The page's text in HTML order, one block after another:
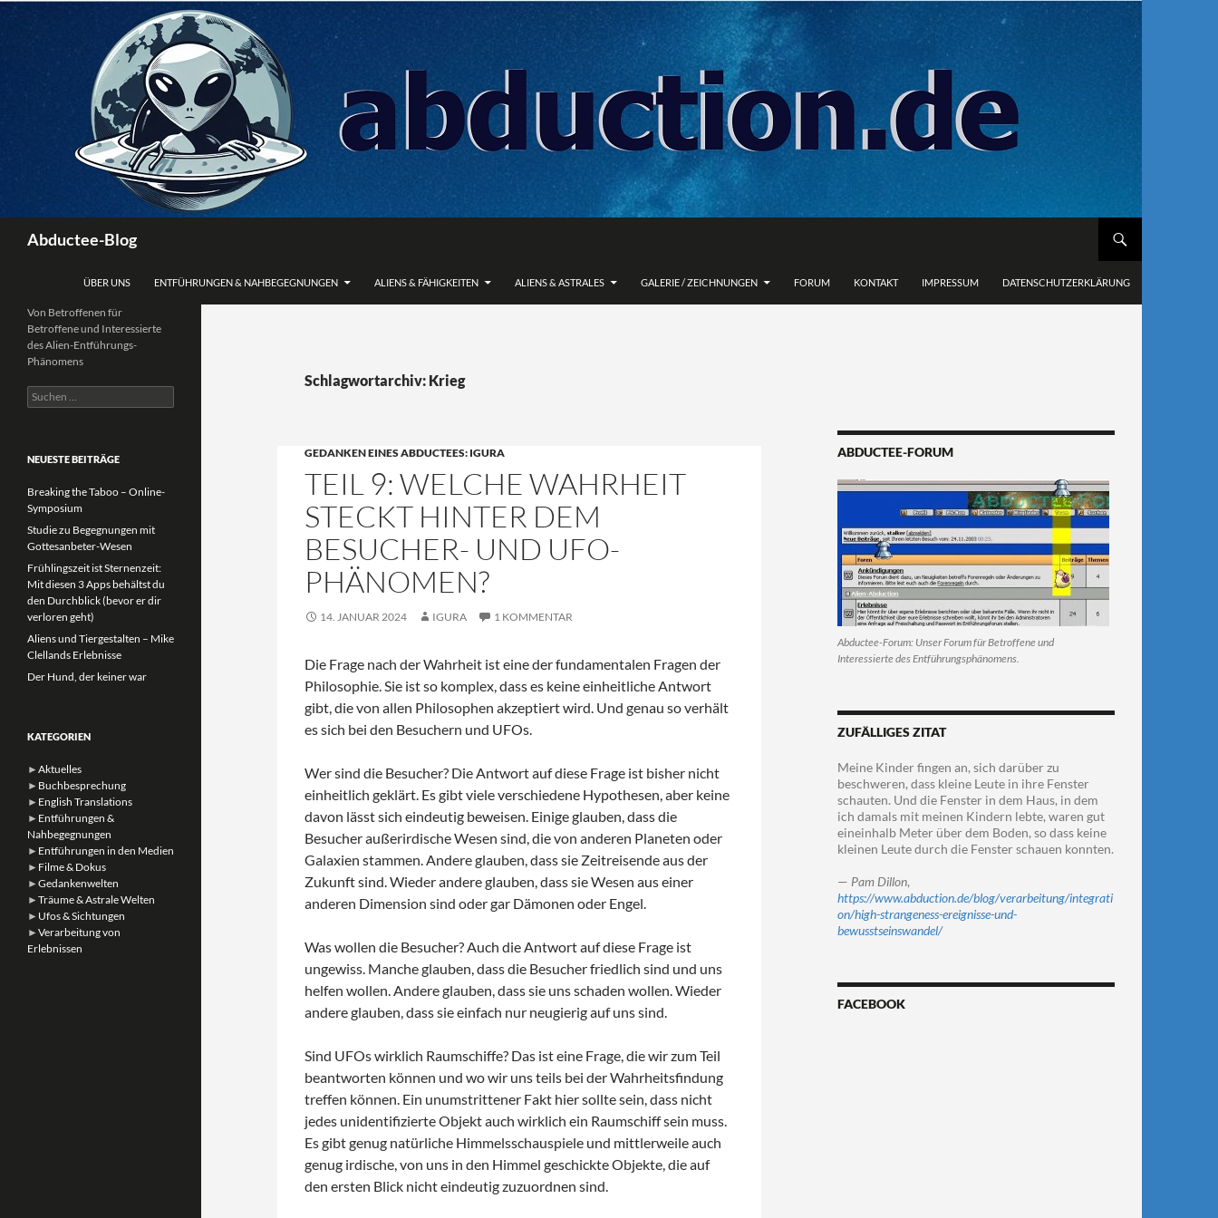
Zum
Abductee-Blog
ÜBER UNS ENTFÜHRUNGEN & NAHBEGEGNUNGEN ALIENS & FÄHIGKEITEN ALIENS & ASTRALES GALERIE / ZEICHNUNGEN FORUM KONTAKT IMPRESSUM DATENSCHUTZERKLÄRUNG
Schlagwortarchiv: Krieg
GEDANKEN EINES ABDUCTEES: IGURA
TEIL 9: WELCHE WAHRHEIT
STECKT HINTER DEM
BESUCHER- UND UFO-
PHÄNOMEN?
14. JANUAR 2024 IGURA 1 KOMMENTAR
Die Frage nach der Wahrheit ist eine der fundamentalen Fragen der
Philosophie. Sie ist so komplex, dass es keine einheitliche Antwort
gibt, die von allen Philosophen akzeptiert wird. Und genau so verhält
es sich bei den Besuchern und UFOs.
Wer sind die Besucher? Die Antwort auf diese Frage ist bisher nicht
einheitlich geklärt. Es gibt viele verschiedene Hypothesen, aber keine
davon lässt sich eindeutig beweisen. Einige glauben, dass die
Besucher außerirdische Wesen sind, die von anderen Planeten oder
Galaxien stammen. Andere glauben, dass sie Zeitreisende aus der
Zukunft sind. Wieder andere glauben, dass sie Wesen aus einer
anderen Dimension sind oder gar Dämonen oder Engel.
Was wollen die Besucher? Auch die Antwort auf diese Frage ist
ungewiss. Manche glauben, dass die Besucher friedlich sind und uns
helfen wollen. Andere glauben, dass sie uns schaden wollen. Wieder
andere glauben, dass sie einfach nur neugierig auf uns sind.
Sind UFOs wirklich Raumschiffe? Das ist eine Frage, die wir zum Teil
beantworten können und wo wir uns teils bei der Wahrheitsfindung
treffen können. Ein unumstrittener Fakt hier sollte sein, dass nicht
jedes unidentifizierte Objekt auch wirklich ein Raumschiff sein muss.
Es gibt genug natürliche Himmelsschauspiele und mittlerweile auch
genug irdische, von uns in den Himmel geschickte Objekte, die auf
den ersten Blick nicht eindeutig zuzuordnen sind.
ABDUCTEE-FORUM
Abductee-Forum: Unser Forum für Betroffene und
Interessierte des Entführungsphänomens.
ZUFÄLLIGES ZITAT
Meine Kinder fingen an, sich darüber zu
beschweren, dass kleine Leute in ihre Fenster
schauten. Und die Fenster in dem Haus, in dem
ich damals mit meinen Kindern lebte, waren gut
eineinhalb Meter über dem Boden, so dass keine
kleinen Leute durch die Fenster schauen konnten.
— Pam Dillon,
https://www.abduction.de/blog/verarbeitung/integrati
on/high-strangeness-ereignisse-und-
bewusstseinswandel/
FACEBOOK
Von Betroffenen für
Betroffene und Interessierte
des Alien-Entführungs-
Phänomens
Suchen
nach:
NEUESTE BEITRÄGE
Breaking the Taboo – Online-
Symposium
Studie zu Begegnungen mit
Gottesanbeter-Wesen
Frühlingszeit ist Sternenzeit:
Mit diesen 3 Apps behältst du
den Durchblick (bevor er dir
verloren geht)
Aliens und Tiergestalten – Mike
Clellands Erlebnisse
Der Hund, der keiner war
KATEGORIEN
► Aktuelles
► Buchbesprechung
► English Translations
► Entführungen &
Nahbegegnungen
► Entführungen in den Medien
► Filme & Dokus
► Gedankenwelten
► Träume & Astrale Welten
► Ufos & Sichtungen
► Verarbeitung von
Erlebnissen